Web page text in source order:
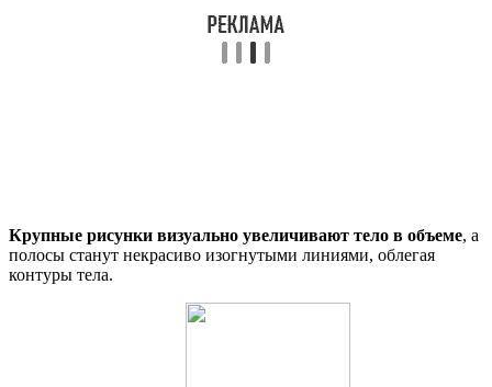
Крупные рисунки визуально увеличивают тело в объеме, а
полосы станут некрасиво изогнутыми линиями, облегая
контуры тела.